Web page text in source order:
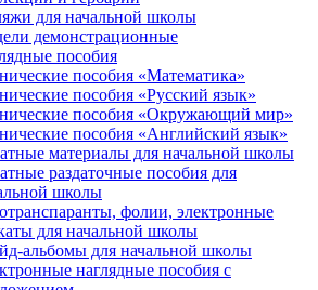
для начальной школы
демонстрационные
пособия
пособия «Математика»
пособия «Русский язык»
пособия «Окружающий мир»
пособия «Английский язык»
материалы для начальной школы
раздаточные пособия для
школы
фолии, электронные
для начальной школы
альбомы для начальной школы
наглядные пособия с